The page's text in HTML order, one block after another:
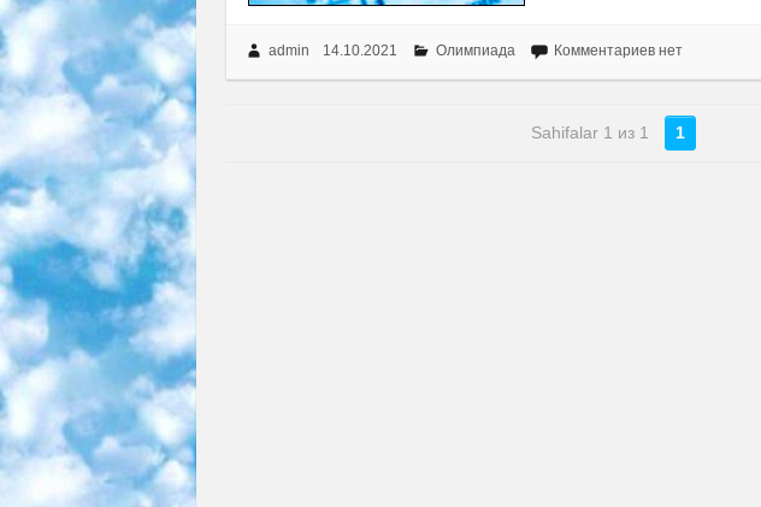
admin 14.10.2021 Олимпиада Комментариев нет
Sahifalar 1 из 1 1